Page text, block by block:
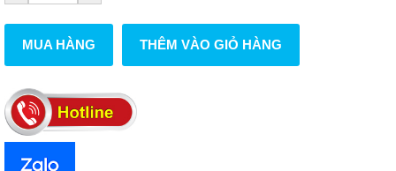
MUA HÀNG THÊM VÀO GIỎ HÀNG